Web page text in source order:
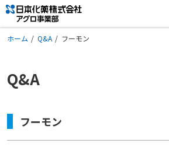
ホーム Q&A フーモン
Q&A
フーモン